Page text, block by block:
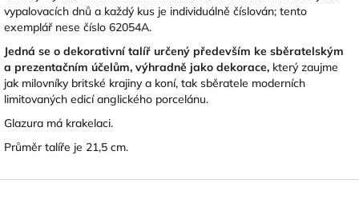
vypalovacích dnů a každý kus je individuálně číslován; tento
exemplář nese číslo 62054A.
Jedná se o dekorativní talíř určený především ke sběratelským
a prezentačním účelům, výhradně jako dekorace, který zaujme
jak milovníky britské krajiny a koní, tak sběratele moderních
limitovaných edicí anglického porcelánu.
Glazura má krakelaci.
Průměr talíře je 21,5 cm.